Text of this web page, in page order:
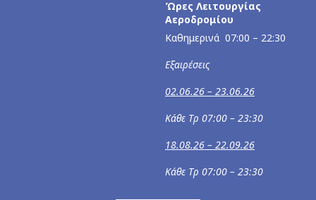
Ώρες Λειτουργίας
Αεροδρομίου
Καθημερινά 07:00 – 22:30
Εξαιρέσεις
02.06.26 – 23.06.26
Κάθε Τρ 07:00 – 23:30
18.08.26 – 22.09.26
Κάθε Τρ 07:00 – 23:30